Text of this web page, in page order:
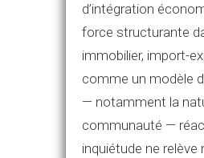
d’intégration
force structurante
immobilier, import-
comme un modèle
— notamment la
communauté —
inquiétude ne relève